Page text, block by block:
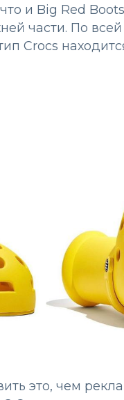
и Big Red Boots
части. По
Crocs
это, чем